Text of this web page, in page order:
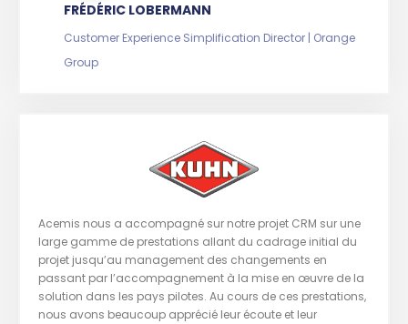
FRÉDÉRIC LOBERMANN
Customer Experience Simplification Director | Orange
Group
Acemis nous a accompagné sur notre projet CRM sur une
large gamme de prestations allant du cadrage initial du
projet jusqu’au management des changements en
passant par l’accompagnement à la mise en œuvre de la
solution dans les pays pilotes. Au cours de ces prestations,
nous avons beaucoup apprécié leur écoute et leur